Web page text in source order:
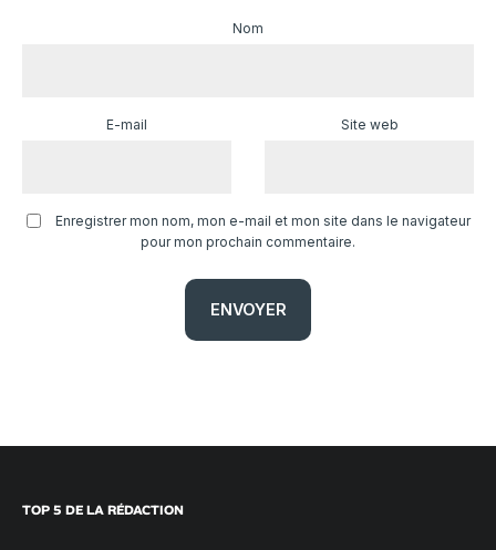
Nom
E-mail Site web
Enregistrer mon nom, mon e-mail et mon site dans le navigateur
pour mon prochain commentaire.
TOP 5 DE LA RÉDACTION